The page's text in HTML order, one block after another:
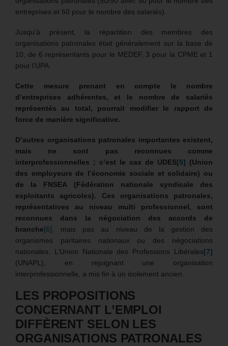
entreprises et 50 pour le nombre des salariés).
Jusqu’à présent, la répartition des membres des
organisations patronales était généralement sur la base de
10, de 6 représentants pour le MEDEF, 3 pour la CPME et 1
pour l’UPA.
Cette mesure prenant en compte le nombre
d’entreprises adhérentes, et le nombre de salariés
représentés au total, pourrait modifier le rapport de
force de manière significative.
D’autres organisations patronales importantes existent,
mais ne sont pas reconnues comme
interprofessionnelles ; c’est le cas de UDES[5] (Union
des employeurs de l’économie sociale et solidaire) ou
de la FNSEA (Fédération nationale syndicale des
exploitants agricoles). Ces organisations patronales,
représentatives au niveau multi professionnel, sont
reconnues dans la négociation des accords de
branche[6] , mais pas au niveau de la gestion des
organismes paritaires nationaux ou des négociations
nationales. L’Union Nationale des Professions Libérales[7]
(UNAPL), en rejoignant une organisation
interprofessionnelle, a mis fin à un isolement ancien.
LES PROPOSITIONS
CONCERNANT L’EMPLOI
DIFFÈRENT SELON LES
ORGANISATIONS PATRONALES